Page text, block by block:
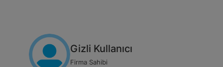
Gizli Kullanıcı
Firma Sahibi